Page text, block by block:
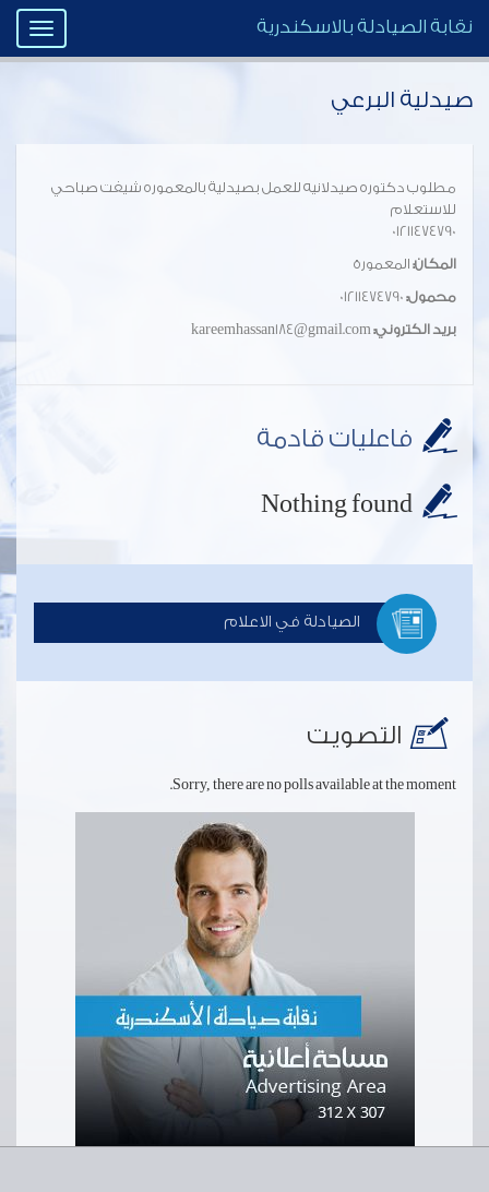
Toggle
نقابة الصيادلة بالاسكندرية
صيدلية البرعي
مطلوب دكتوره صيدلانيه للعمل بصيدلية بالمعموره شيفت صباحي
للاستعلام
01211474790
المكان: المعمورة
محمول:
بريد الكتروني:
فاعليات قادمة
Nothing found
الصيادلة في الاعلام
التصويت
Sorry, there are no polls available at the moment.